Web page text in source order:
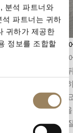
분석 파트너와
파트너는 귀하
귀하가 제공한
정보를 조합할
리를
정교
그랑 푀
그랑
도포한
을 구
숙련을
름다움
로 이어